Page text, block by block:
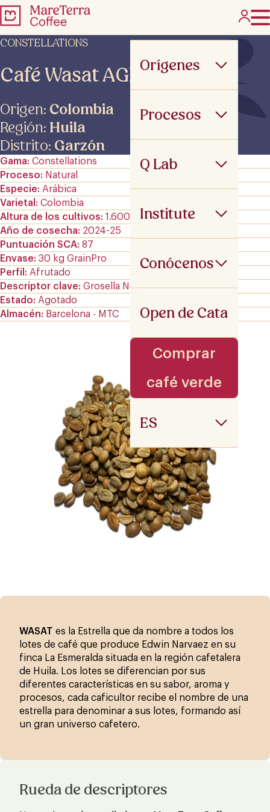
Orígenes
Procesos
Q Lab
Institute
Conócenos
Open de Cata
Comprar
café verde
ES
CONSTELLATIONS
Café Wasat AGN
Origen: Colombia
Región: Huila
Distrito: Garzón
Gama Constellations
Proceso
Natural
Especie
Arábica
Varietal
Colombia
Altura de los cultivos 1.600 m.s.n.m
Año de cosecha
2024-25
Puntuación SCA 87
Envase 30 kg GrainPro
Perfil
Afrutado
Descriptor clave Grosella Negra
Estado
Agotado
Almacén
Barcelona - MTC
WASAT es la Estrella que da nombre a todos los
lotes de café que produce Edwin Narvaez en su
finca La Esmeralda situada en la región cafetalera
de Huila. Los lotes se diferencian por sus
diferentes características en su sabor, aroma y
procesos, cada caficultor recibe el nombre de una
estrella para denominar a sus lotes, formando así
un gran universo cafetero.
Rueda de descriptores